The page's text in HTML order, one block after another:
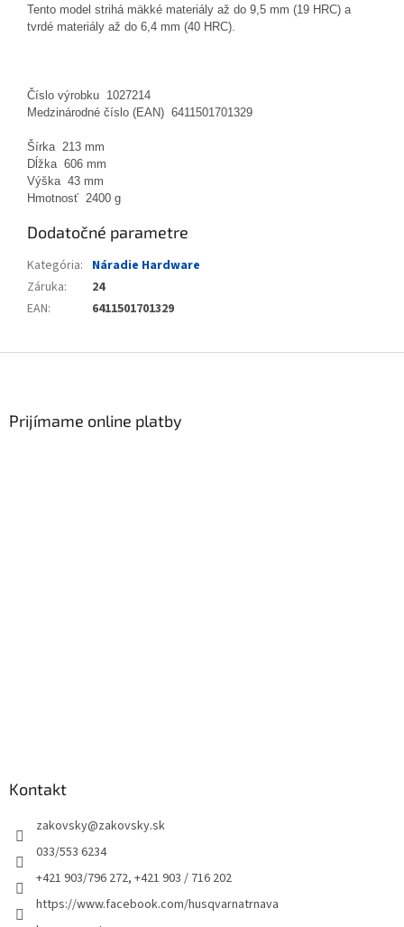
Tento model strihá mäkké materiály až do 9,5 mm (19 HRC) a
tvrdé materiály až do 6,4 mm (40 HRC).
Číslo výrobku 1027214
Medzinárodné číslo (EAN) 6411501701329
Šírka 213 mm
Dĺžka 606 mm
Výška 43 mm
Hmotnosť 2400 g
Dodatočné parametre
Kategória: Náradie Hardware
Záruka:
24
EAN: 6411501701329
Prijímame online platby
Kontakt
zakovsky@zakovsky.sk
033/553 6234
+421 903/796 272, +421 903 / 716 202
https://www.facebook.com/husqvarnatrnava